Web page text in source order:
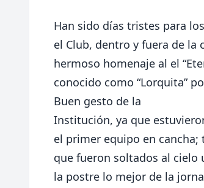
Han sido días tristes para
el Club, dentro y fuera de la
hermoso homenaje al el
conocido como “Lorquita”
Buen gesto de la
Institución, ya que
el primer equipo en
que fueron soltados al
la postre lo mejor de la